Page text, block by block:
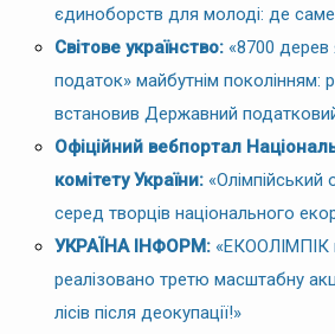
єдиноборств для молоді: де
Світове українство: «8700 дерев
податок» майбутнім поколінням:
встановив Державний податковий
Офіційний вебпортал
комітету України:
серед творців національного
УКРАЇНА ІНФОРМ: «ЕКООЛІМПІК
реалізовано третю масштабну
лісів після деокупації!»